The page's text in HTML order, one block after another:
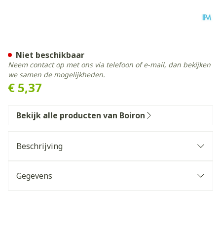
€ 5,37
Niet beschikbaar
Neem contact op met ons via telefoon of e-mail, dan bekijken
we samen de mogelijkheden.
Bekijk alle producten van Boiron
Beschrijving
Gegevens